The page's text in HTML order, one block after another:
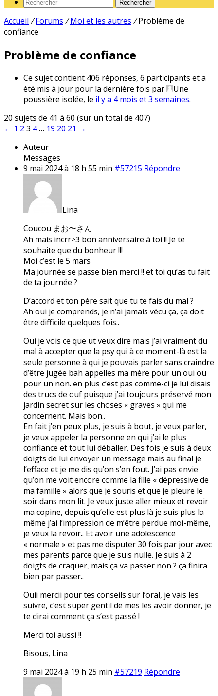
Rechercher
Accueil / Forums / Moi et les autres / Problème de
confiance
Problème de confiance
Ce sujet contient 406 réponses, 6 participants et a
été mis à jour pour la dernière fois par
Une
poussière isolée, le il y a 4 mois et 3 semaines.
20 sujets de 41 à 60 (sur un total de 407)
← 1 2 3 4… 19 20 21 →
Auteur
Messages
9 mai 2024 à 18 h 55 min #57215 Répondre
Lina
Coucou まお〜さん
Ah mais incrr>3 bon anniversaire à toi !! Je te
souhaite que du bonheur !!!
Moi c’est le 5 mars
Ma journée se passe bien merci !! et toi qu’as tu fait
de ta journée ?
D’accord et ton père sait que tu te fais du mal ?
Ah oui je comprends, je n’ai jamais vécu ça, ça doit
être difficile quelques fois..
Oui je vois ce que ut veux dire mais j’ai vraiment du
mal à accepter que la psy qui à ce moment-là est la
seule personne à qui je pouvais parler sans craindre
d’être jugée bah appelles ma mère pour un oui ou
pour un non. en plus c’est pas comme-ci je lui disais
des trucs de ouf puisque j’ai toujours préservé mon
jardin secret sur les choses « graves » qui me
concernent. Mais bon..
En fait j’en peux plus, je suis à bout, je veux parler,
je veux appeler la personne en qui j’ai le plus
confiance et tout lui déballer. Des fois je suis à deux
doigts de lui envoyer un message mais au final je
l’efface et je me dis qu’on s’en fout. J’ai pas envie
qu’on me voit encore comme la fille « dépressive de
ma famille » alors que je souris et que je pleure le
soir dans mon lit. Je veux juste aller mieux et revoir
ma copine, depuis qu’elle est plus là je suis plus la
même j’ai l’impression de m’être perdue moi-même,
je veux la revoir.. Et avoir une adolescence
« normale » et pas me disputer 30 fois par jour avec
mes parents parce que je suis nulle. Je suis à 2
doigts de craquer, mais ça va passer non ? ça finira
bien par passer..
Ouii mercii pour tes conseils sur l’oral, je vais les
suivre, c’est super gentil de mes les avoir donner, je
te dirai comment ça s’est passé !
Merci toi aussi !!
Bisous, Lina
9 mai 2024 à 19 h 25 min #57219 Répondre